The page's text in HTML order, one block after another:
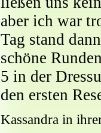
aber ich war
Tag stand
schöne
5 in der
den ersten
Kassandra in